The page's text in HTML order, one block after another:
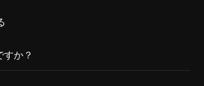
か？